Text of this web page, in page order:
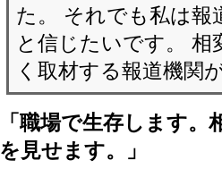
た。 それでも私は報
と信じたいです。 相
く取材する報道機関
「職場で生存します
を見せます。」